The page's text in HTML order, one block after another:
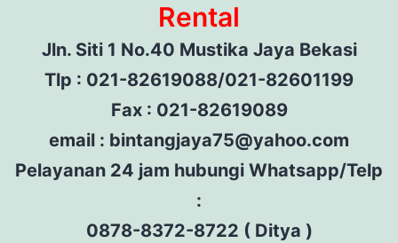
Rental
Jln. Siti 1 No.40 Mustika Jaya Bekasi
Tlp : 021-82619088/021-82601199
Fax : 021-82619089
email : bintangjaya75@yahoo.com
Pelayanan 24 jam hubungi Whatsapp/Telp
:
0878-8372-8722 ( Ditya )